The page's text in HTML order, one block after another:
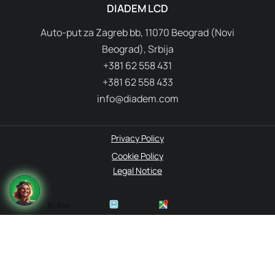
DIADEM LCD
Auto-put za Zagreb bb, 11070 Beograd (Novi
Beograd), Srbija
+381 62 558 431
+381 62 558 433
info@diadem.com
Privacy Policy
Cookie Policy
Legal Notice